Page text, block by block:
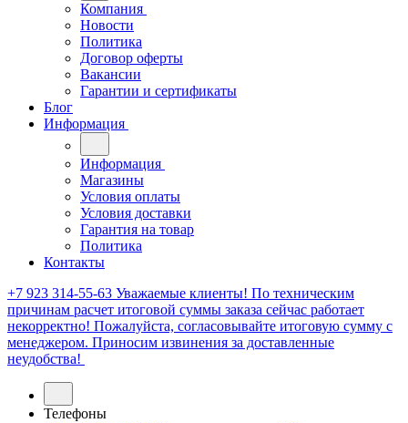
Компания
Новости
Политика
Договор оферты
Вакансии
Гарантии и сертификаты
Блог
Информация
Информация
Магазины
Условия оплаты
Условия доставки
Гарантия на товар
Политика
Контакты
+7 923 314-55-63 Уважаемые клиенты! По техническим
причинам расчет итоговой суммы заказа сейчас работает
некорректно! Пожалуйста, согласовывайте итоговую сумму с
менеджером. Приносим извинения за доставленные
неудобства!
Телефоны